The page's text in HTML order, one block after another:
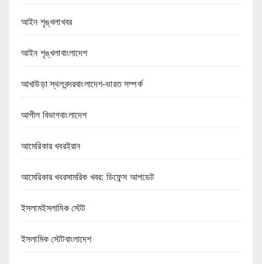
আইন শৃঙ্খলাখবর
আইন শৃঙ্খলাবাংলাদেশ
আখাউড়া স্থলবন্দরবাংলাদেশ-ভারত সম্পর্ক
আপীল বিভাগবাংলাদেশ
আমেরিকার খবরইরান
আমেরিকার খবরসামরিক খবর: ডিফেন্স আপডেট
ইসলামইসলামিক স্টেট
ইসলামিক স্টেটবাংলাদেশ